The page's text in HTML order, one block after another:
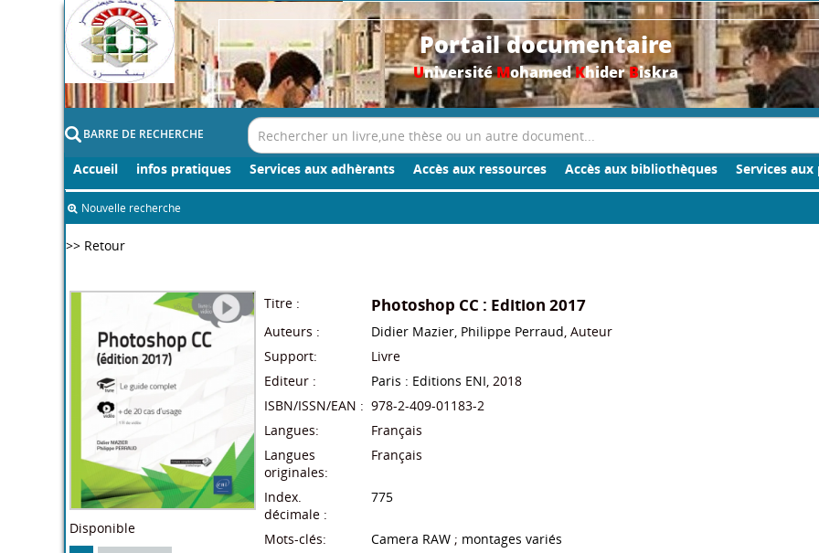
Portail documentaire
UniversitéMohamedKhiderBiskra
Accueil infos pratiques Services aux adhèrants Accès aux ressources Accès aux bibliothèques Services
BARRE DE RECHERCHE
Nouvelle recherche
>> Retour
Disponible
Titre : Photoshop CC : Edition 2017
Auteurs : Didier Mazier, Philippe Perraud, Auteur
Support:
Livre
Editeur :
Paris : Editions ENI, 2018
ISBN/ISSN/EAN : 978-2-409-01183-2
Langues:
Français
Langues
originales:
Français
Index.
décimale :
775
Mots-clés: Camera RAW ; montages variés